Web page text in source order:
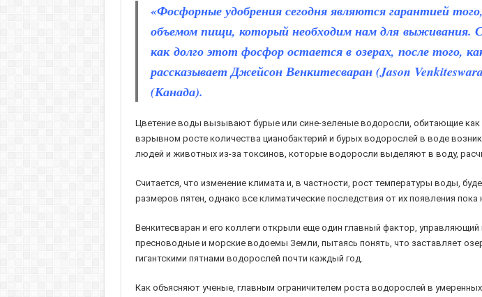
«Фосфорные удобрения сегодня являются гарантией
объемом пищи, который необходим нам для выживания.
как долго этот фосфор остается в озерах, после того,
рассказывает Джейсон Венкитесваран (Jason
(Канада).
Цветение воды вызывают бурые или сине-зеленые водоросли, обитающие
взрывном росте количества цианобактерий и бурых водорослей в воде
людей и животных из-за токсинов, которые водоросли выделяют в воду,
Считается, что изменение климата и, в частности, рост температуры воды,
размеров пятен, однако все климатические последствия от их появления пока
Венкитесваран и его коллеги открыли еще один главный фактор, управляющий
пресноводные и морские водоемы Земли, пытаясь понять, что заставляет
гигантскими пятнами водорослей почти каждый год.
Как объясняют ученые, главным ограничителем роста водорослей в